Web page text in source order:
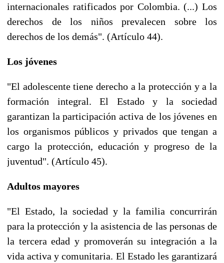
internacionales ratificados por Colombia. (...) Los
derechos de los niños prevalecen sobre los
derechos de los demás". (Artículo 44).
Los jóvenes
"El adolescente tiene derecho a la protección y a la
formación integral. El Estado y la sociedad
garantizan la participación activa de los jóvenes en
los organismos públicos y privados que tengan a
cargo la protección, educación y progreso de la
juventud". (Artículo 45).
Adultos mayores
"El Estado, la sociedad y la familia concurrirán
para la protección y la asistencia de las personas de
la tercera edad y promoverán su integración a la
vida activa y comunitaria. El Estado les garantizará